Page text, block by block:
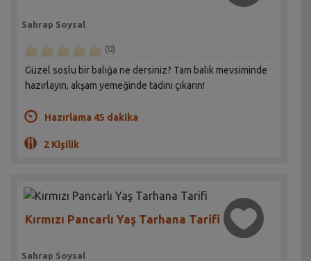
Sahrap Soysal
(0)
Güzel soslu bir balığa ne dersiniz? Tam balık mevsiminde
hazırlayın, akşam yemeğinde tadını çıkarın!
Hazırlama 45 dakika
2 Kişilik
Kırmızı Pancarlı Yaş Tarhana Tarifi
Sahrap Soysal